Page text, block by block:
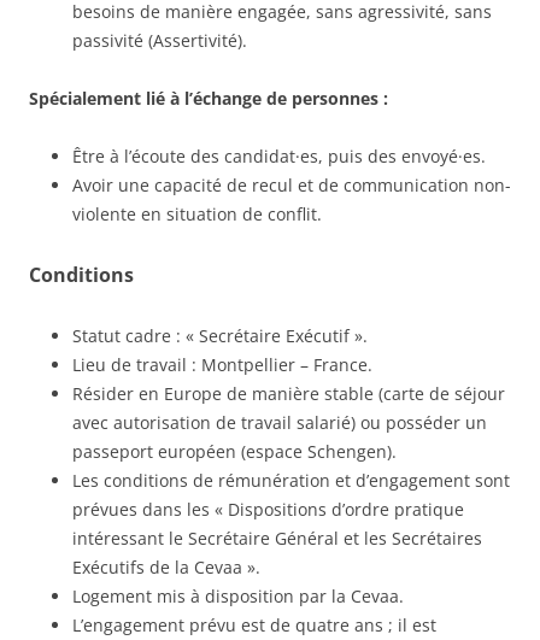
besoins de manière engagée, sans agressivité, sans
passivité (Assertivité).
Spécialement lié à l’échange de personnes :
Être à l’écoute des candidat·es, puis des envoyé·es.
Avoir une capacité de recul et de communication non-
violente en situation de conflit.
Conditions
Statut cadre : « Secrétaire Exécutif ».
Lieu de travail : Montpellier – France.
Résider en Europe de manière stable (carte de séjour
avec autorisation de travail salarié) ou posséder un
passeport européen (espace Schengen).
Les conditions de rémunération et d’engagement sont
prévues dans les « Dispositions d’ordre pratique
intéressant le Secrétaire Général et les Secrétaires
Exécutifs de la Cevaa ».
Logement mis à disposition par la Cevaa.
L’engagement prévu est de quatre ans ; il est